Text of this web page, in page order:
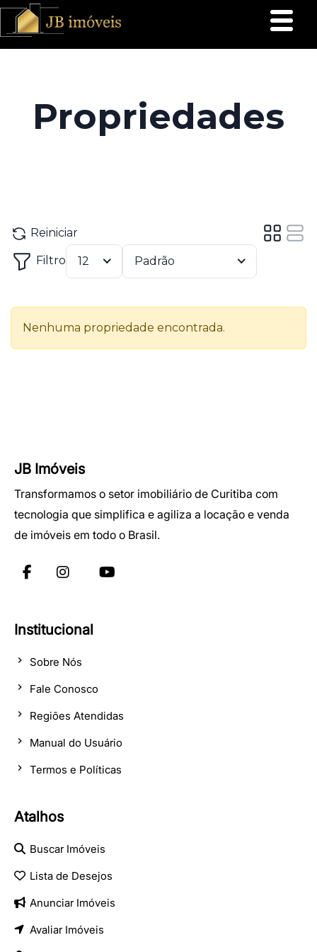
JB Imóveis
Transformamos o setor imobiliário de Curitiba com
tecnologia que simplifica e agiliza a locação e venda
de imóveis em todo o Brasil.
Institucional
Sobre Nós
Fale Conosco
Regiões Atendidas
Manual do Usuário
Termos e Políticas
Atalhos
Buscar Imóveis
Lista de Desejos
Anunciar Imóveis
Avaliar Imóveis